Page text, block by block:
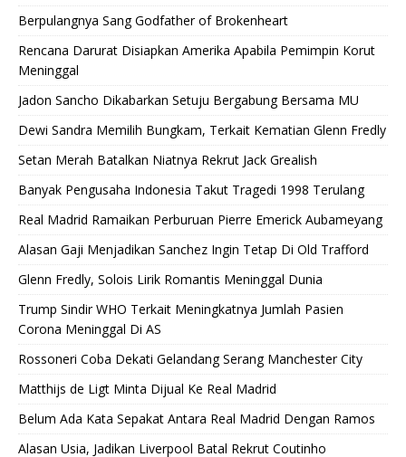
Berpulangnya Sang Godfather of Brokenheart
Rencana Darurat Disiapkan Amerika Apabila Pemimpin Korut
Meninggal
Jadon Sancho Dikabarkan Setuju Bergabung Bersama MU
Dewi Sandra Memilih Bungkam, Terkait Kematian Glenn Fredly
Setan Merah Batalkan Niatnya Rekrut Jack Grealish
Banyak Pengusaha Indonesia Takut Tragedi 1998 Terulang
Real Madrid Ramaikan Perburuan Pierre Emerick Aubameyang
Alasan Gaji Menjadikan Sanchez Ingin Tetap Di Old Trafford
Glenn Fredly, Solois Lirik Romantis Meninggal Dunia
Trump Sindir WHO Terkait Meningkatnya Jumlah Pasien
Corona Meninggal Di AS
Rossoneri Coba Dekati Gelandang Serang Manchester City
Matthijs de Ligt Minta Dijual Ke Real Madrid
Belum Ada Kata Sepakat Antara Real Madrid Dengan Ramos
Alasan Usia, Jadikan Liverpool Batal Rekrut Coutinho